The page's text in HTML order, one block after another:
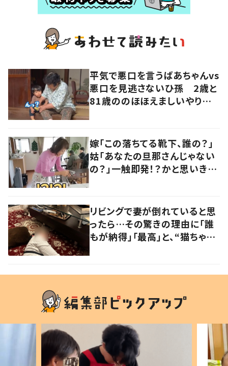
平気で悪口を言うばあちゃんvs
悪口を見逃さないひ孫 2歳と
81歳ののほほえましいやり取り
嫁「この落ちてる靴下、誰の？」
姑「あなたの旦那さんじゃない
の？」一触即発！？かと思いき
リビングで妻が倒れていると思
ったら…その驚きの理由に「誰
もが納得」「最高」と、“猫ちゃん